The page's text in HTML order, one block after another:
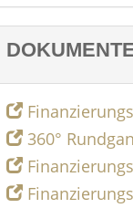
360°